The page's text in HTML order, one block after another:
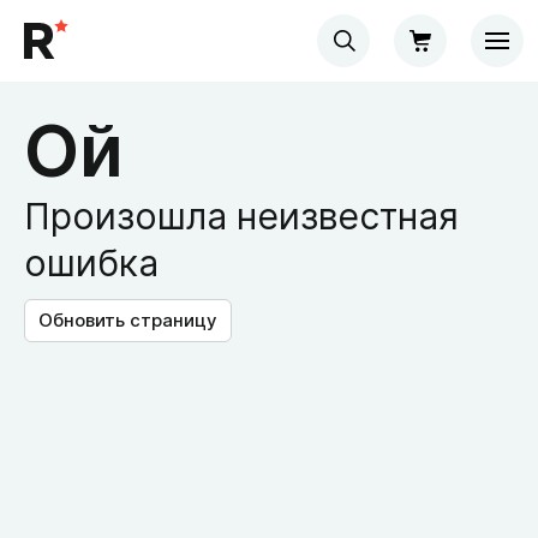
Ой
Произошла неизвестная
ошибка
Обновить страницу